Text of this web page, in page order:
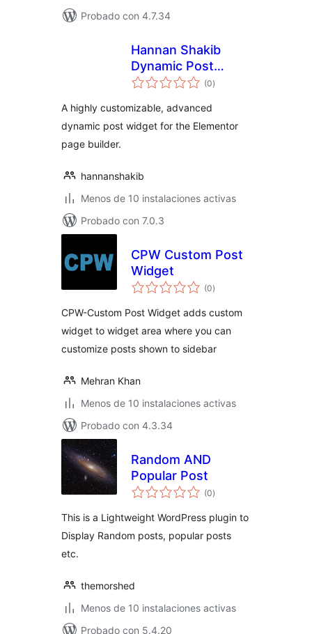
Probado con 4.7.34
Hannan Shakib
Dynamic Post
Widget for
(0total
de
)
A highly customizable, advanced
dynamic post widget for the Elementor
page builder.
hannanshakib
Menos de 10 instalaciones activas
Probado con 7.0.3
CPW Custom Post
Widget
(0total
de
)
CPW-Custom Post Widget adds custom
widget to widget area where you can
customize posts shown to sidebar
Mehran Khan
Menos de 10 instalaciones activas
Probado con 4.3.34
Random AND
Popular Post
(0total
de
)
This is a Lightweight WordPress plugin to
Display Random posts, popular posts
etc.
themorshed
Menos de 10 instalaciones activas
Probado con 5.4.20